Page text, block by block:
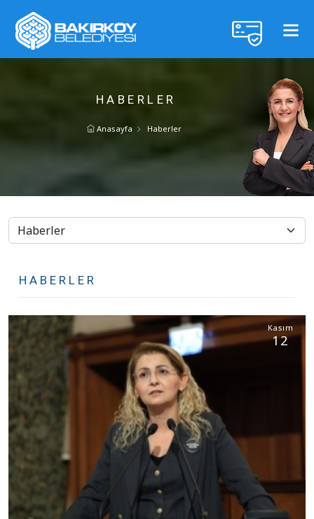
HABERLER
Anasayfa Haberler
HABERLER
Kasım
12